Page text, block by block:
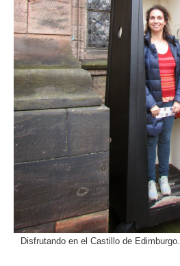
Disfrutando en el Castillo de Edimburgo.